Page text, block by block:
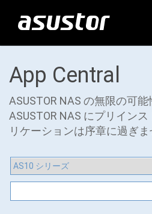
App Central
ASUSTOR NAS の無限の可能
ASUSTOR NAS にプリイン
リケーションは序章に過ぎま